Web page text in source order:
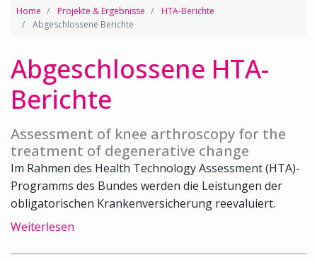
Home Projekte & Ergebnisse
HTA-Berichte
Abgeschlossene Berichte
Abgeschlossene HTA-
Berichte
Assessment of knee arthroscopy for the
treatment of degenerative change
Im Rahmen des Health Technology Assessment (HTA)-
Programms des Bundes werden die Leistungen der
obligatorischen Krankenversicherung reevaluiert.
Weiterlesen